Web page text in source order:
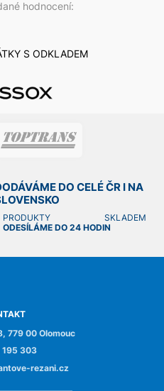
hodnocení:
S ODKLADEM
DO CELÉ ČR I NA
PRODUKTY SKLADEM
ODESÍLÁME DO 24 HODIN
779 00 Olomouc
195 303
rezani.cz